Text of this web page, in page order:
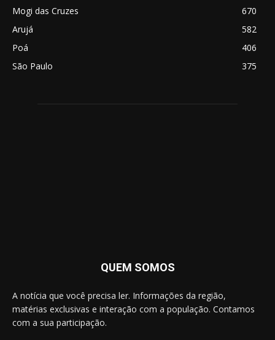
Mogi das Cruzes
670
Arujá
582
Poá
406
São Paulo
375
QUEM SOMOS
A notícia que você precisa ler. Informações da região,
matérias exclusivas e interação com a população. Contamos
com a sua participação.